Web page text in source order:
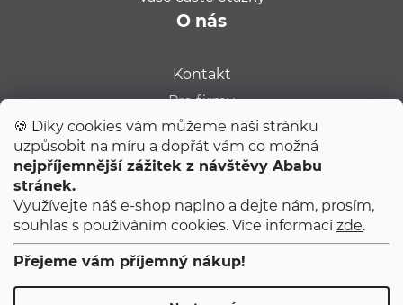
🍪 Díky cookies vám můžeme naši stránku
uzpůsobit na míru a dopřát vám co možná
nejpříjemnější zážitek z návštěvy Ababu
stránek.
Využívejte náš e-shop naplno a dejte nám, prosím,
souhlas s používáním cookies. Více informacízde.
Přejeme vám příjemný nákup!
O nás
Kontakt
Pro firmy
Velkoobchod
Kariéra
Populární na blogu
Tipy od Jitky do porodnice
Ty úplně první narozeniny
První 2 měsíce s miminkem